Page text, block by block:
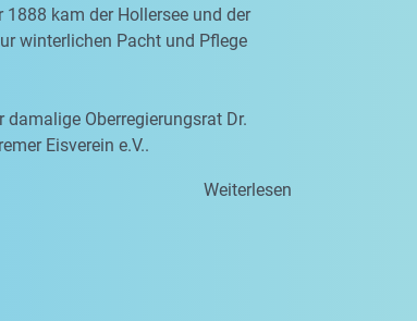
kam der Hollersee und der
winterlichen Pacht und Pflege
Oberregierungsrat Dr.
Eisverein e.V..
Weiterlesen